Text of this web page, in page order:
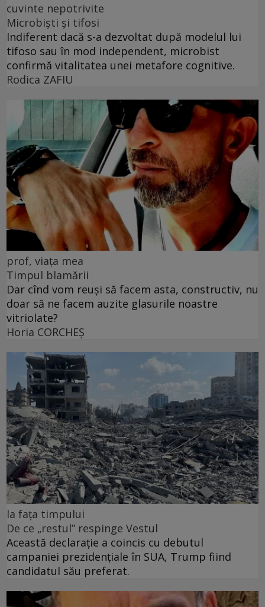
cuvinte nepotrivite
Microbiști și tifosi
Indiferent dacă s-a dezvoltat după modelul lui
tifoso sau în mod independent, microbist
confirmă vitalitatea unei metafore cognitive.
Rodica ZAFIU
prof, viața mea
Timpul blamării
Dar cînd vom reuși să facem asta, constructiv, nu
doar să ne facem auzite glasurile noastre
vitriolate?
Horia CORCHEŞ
la fața timpului
De ce „restul” respinge Vestul
Această declarație a coincis cu debutul
campaniei prezidențiale în SUA, Trump fiind
candidatul său preferat.